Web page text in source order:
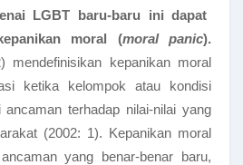
LGBT baru-baru ini dapat
moral (moral panic).
mendefinisikan kepanikan moral
ketika kelompok atau kondisi
terhadap nilai-nilai yang
(2002: 1). Kepanikan moral
yang benar-benar baru,